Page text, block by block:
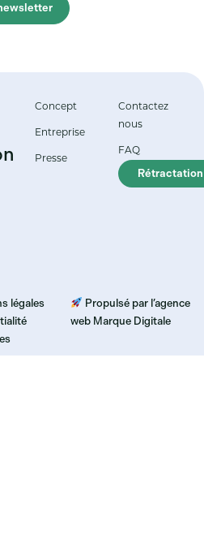
Concept
Entreprise
Presse
Contactez
nous
FAQ
Rétractation
légales
Propulsé par l’agence
web Marque Digitale